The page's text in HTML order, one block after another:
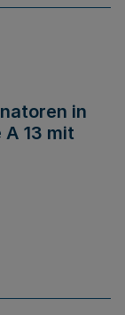
in
13 mit